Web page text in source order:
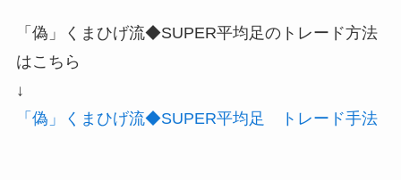
「偽」くまひげ流◆SUPER平均足のトレード方法
はこちら
↓
「偽」くまひげ流◆SUPER平均足 トレード手法